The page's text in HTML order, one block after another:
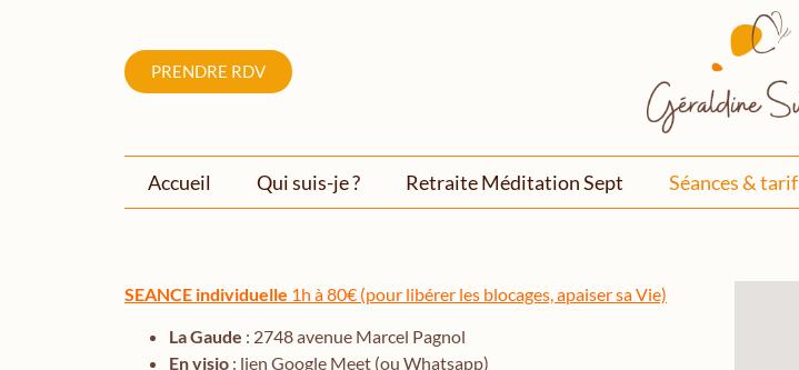
PRENDRE RDV
Accueil Qui suis-je ? Retraite Méditation Sept Séances & tarif
SEANCE individuelle 1h à 80€ (pour libérer les blocages, apaiser sa Vie)
La Gaude : 2748 avenue Marcel Pagnol
En visio : lien Google Meet (ou Whatsapp)